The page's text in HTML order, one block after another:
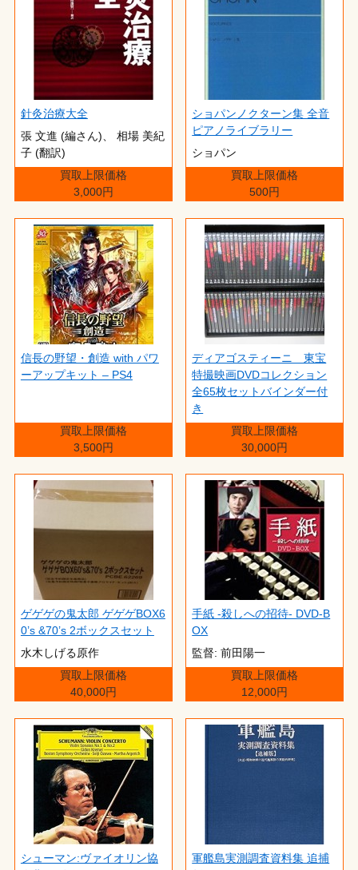
針灸治療大全
張 文進 (編さん)、 相場 美紀
子 (翻訳)
買取上限価格
3,000円
ショパンノクターン集 全音
ピアノライブラリー
ショパン
買取上限価格
500円
信長の野望・創造 with パワ
ーアップキット – PS4
買取上限価格
3,500円
ディアゴスティーニ 東宝
特撮映画DVDコレクション
全65枚セットバインダー付
き
買取上限価格
30,000円
ゲゲゲの鬼太郎 ゲゲゲBOX6
0’s &70’s 2ボックスセット
水木しげる原作
買取上限価格
40,000円
手紙 -殺しへの招待- DVD-B
OX
監督: 前田陽一
買取上限価格
12,000円
シューマン:ヴァイオリン協
軍艦島実測調査資料集 追捕